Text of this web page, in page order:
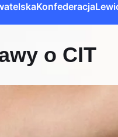
Konfederacja
o CIT